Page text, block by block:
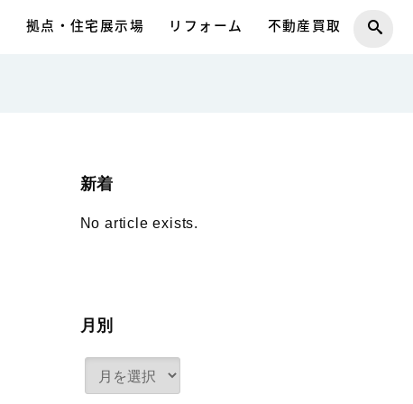
拠点・住宅展示場 リフォーム 不動産買取
新着
No article exists.
月別